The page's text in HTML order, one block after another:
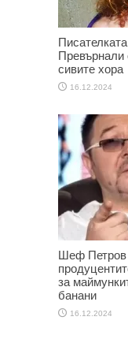
Превърнали
сивите хора
16.12.2024
Шеф Петров
за
банани
16.12.2024